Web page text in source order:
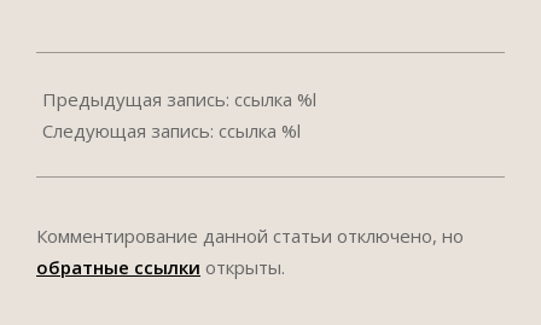
11-
22
Предыдущая запись: ссылка %l
Следующая запись: ссылка %l
Комментирование данной статьи отключено, но
обратные ссылки открыты.